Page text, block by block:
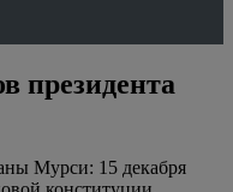
президента
Мурси: 15 декабря